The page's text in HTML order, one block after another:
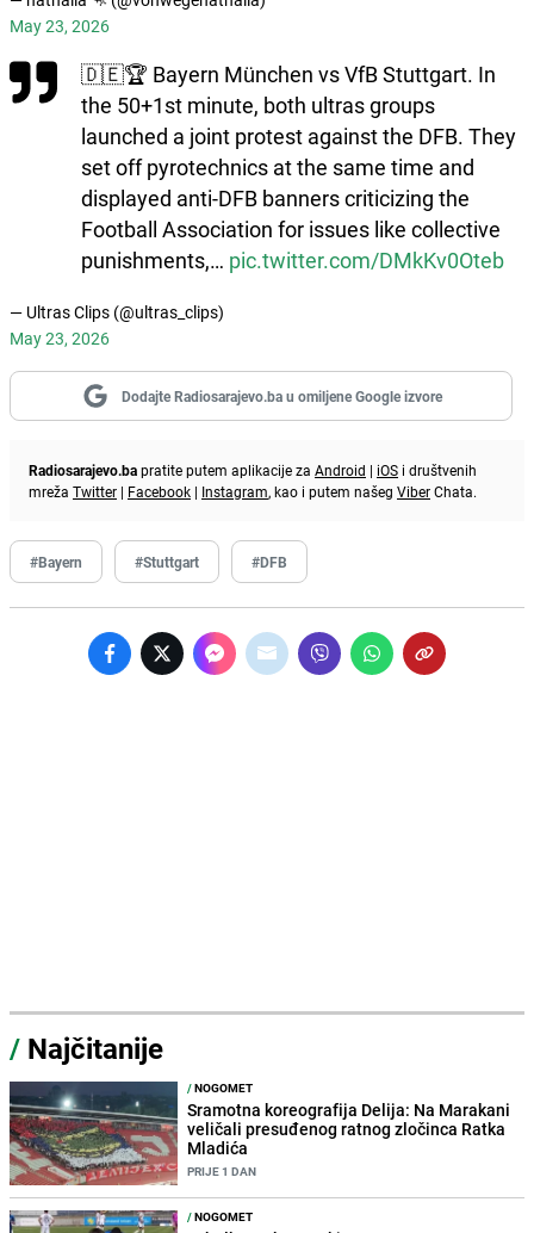
May 23, 2026
🇩🇪🏆 Bayern München vs VfB Stuttgart. In
the 50+1st minute, both ultras groups
launched a joint protest against the DFB. They
set off pyrotechnics at the same time and
displayed anti-DFB banners criticizing the
Football Association for issues like collective
punishments,… pic.twitter.com/DMkKv0Oteb
— Ultras Clips (@ultras_clips)
May 23, 2026
Dodajte Radiosarajevo.ba u omiljene Google izvore
Radiosarajevo.bapratite putem aplikacije za Android | iOS i društvenih
mreža Twitter | Facebook | Instagram, kao i putem našeg ViberChata.
#Bayern #Stuttgart #DFB
/ Najčitanije
/NOGOMET
Sramotna koreografija Delija: Na Marakani
veličali presuđenog ratnog zločinca Ratka
Mladića
PRIJE 1 DAN
/NOGOMET